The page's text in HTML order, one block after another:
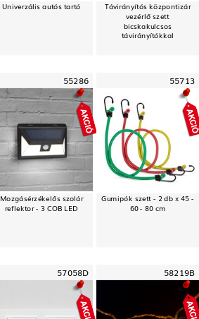
Univerzális autós tartó
Távirányítós központizár
vezérlő szett
bicskakulcsos
távirányítókkal
55286
Mozgásérzékelős szolár
reflektor - 3 COB LED
55713
Gumipók szett - 2 db x 45 -
60 - 80 cm
57058D 58219B